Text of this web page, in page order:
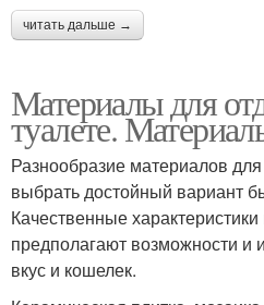
читать дальше →
Материалы для
туалете.
Разнообразие материалов для
выбрать достойный вариант
Качественные
предполагают возможности и
вкус и кошелек.